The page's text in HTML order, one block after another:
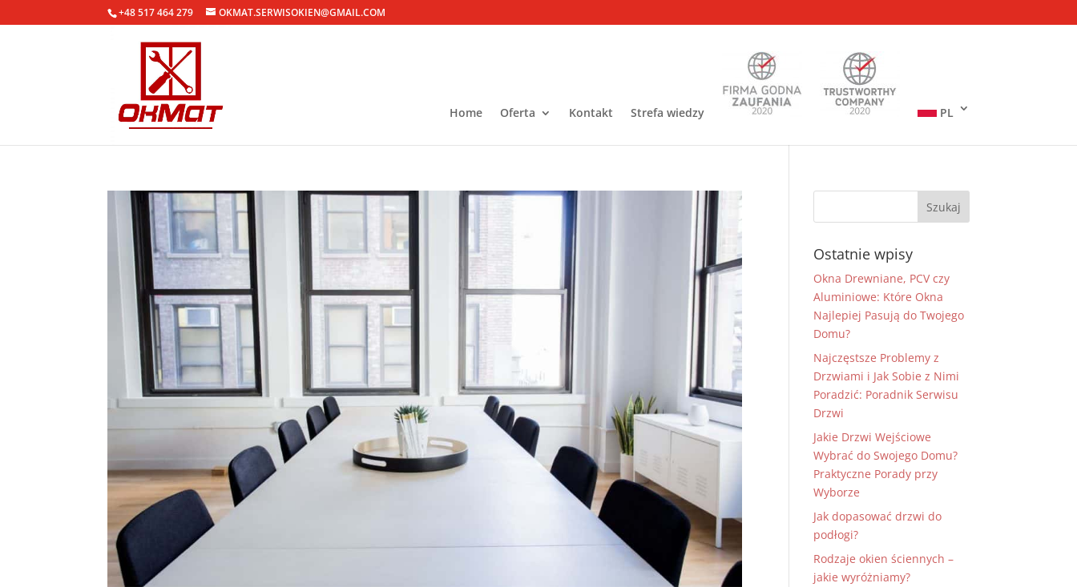
+48 517 464 279 OKMAT.SERWISOKIEN@GMAIL.COM
Home Oferta Kontakt Strefa wiedzy PL
Ostatnie wpisy
Okna Drewniane, PCV czy
Aluminiowe: Które Okna
Najlepiej Pasują do Twojego
Domu?
Najczęstsze Problemy z
Drzwiami i Jak Sobie z Nimi
Poradzić: Poradnik Serwisu
Drzwi
Jakie Drzwi Wejściowe
Wybrać do Swojego Domu?
Praktyczne Porady przy
Wyborze
Jak dopasować drzwi do
podłogi?
Rodzaje okien ściennych –
jakie wyróżniamy?